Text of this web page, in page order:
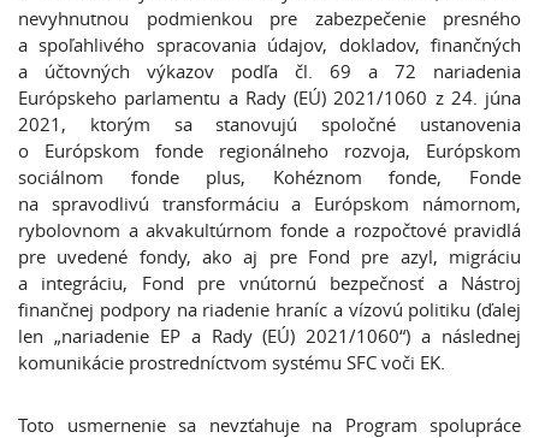
nevyhnutnou podmienkou pre zabezpečenie presného
a spoľahlivého spracovania údajov, dokladov, finančných
a účtovných výkazov podľa čl. 69 a 72 nariadenia
Európskeho parlamentu a Rady (EÚ) 2021/1060 z 24. júna
2021, ktorým sa stanovujú spoločné ustanovenia
o Európskom fonde regionálneho rozvoja, Európskom
sociálnom fonde plus, Kohéznom fonde, Fonde
na spravodlivú transformáciu a Európskom námornom,
rybolovnom a akvakultúrnom fonde a rozpočtové pravidlá
pre uvedené fondy, ako aj pre Fond pre azyl, migráciu
a integráciu, Fond pre vnútornú bezpečnosť a Nástroj
finančnej podpory na riadenie hraníc a vízovú politiku (ďalej
len „nariadenie EP a Rady (EÚ) 2021/1060“) a následnej
komunikácie prostredníctvom systému SFC voči EK.
Toto usmernenie sa nevzťahuje na Program spolupráce